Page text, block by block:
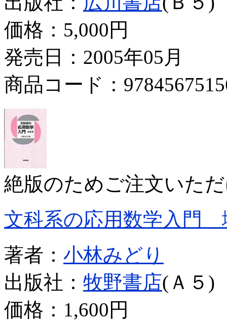
価格： 5,000円
発売日：2005年05月
商品コード：
絶版のためご注文いた
文科系の応用数学入門
著者： 小林みどり
出版社： 牧野書店(Ａ５)
価格： 1,600円